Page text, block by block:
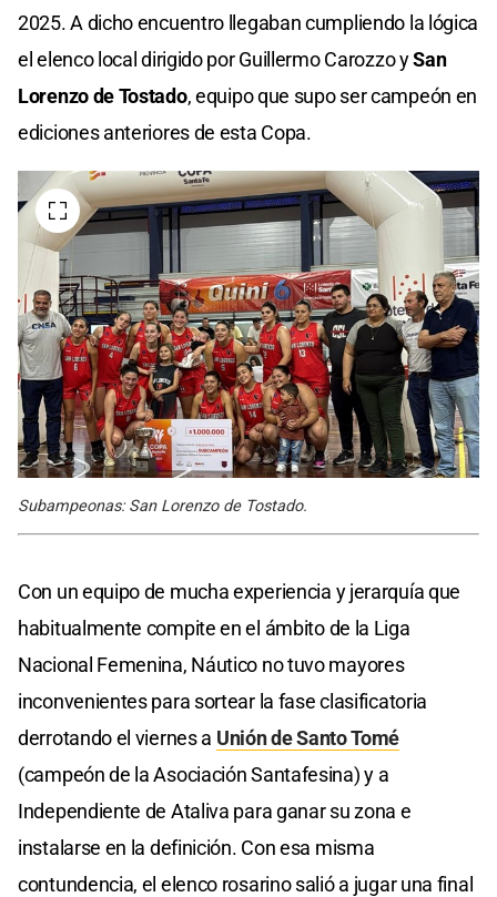
2025. A dicho encuentro llegaban cumpliendo la lógica
el elenco local dirigido por Guillermo Carozzo ySan
Lorenzo de Tostado, equipo que supo ser campeón en
ediciones anteriores de esta Copa.
Subampeonas: San Lorenzo de Tostado.
Con un equipo de mucha experiencia y jerarquía que
habitualmente compite en el ámbito de la Liga
Nacional Femenina, Náutico no tuvo mayores
inconvenientes para sortear la fase clasificatoria
derrotando el viernes a Unión de Santo Tomé
(campeón de la Asociación Santafesina) y a
Independiente de Ataliva para ganar su zona e
instalarse en la definición. Con esa misma
contundencia, el elenco rosarino salió a jugar una final